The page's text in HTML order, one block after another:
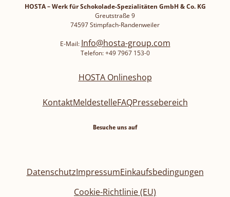
HOSTA – Werk für Schokolade-Spezialitäten GmbH & Co. KG
Greutstraße 9
74597 Stimpfach-Randenweiler
E-Mail: Info@hosta-group.com
Telefon: +49 7967 153-0
HOSTA Onlineshop
KontaktMeldestelleFAQPressebereich
Besuche uns auf
DatenschutzImpressumEinkaufsbedingungen
Cookie-Richtlinie (EU)